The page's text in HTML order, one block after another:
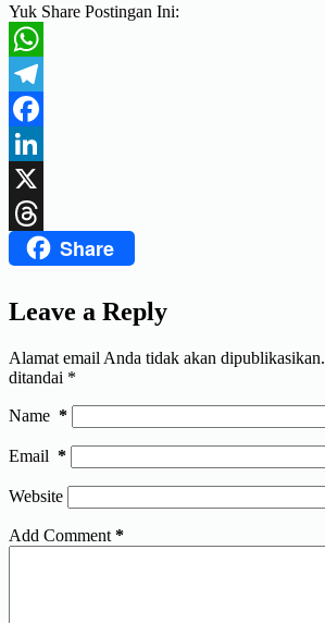
Yuk Share Postingan Ini:
WhatsApp
Telegram
Facebook
LinkedIn
X
ThreadsShare
Leave a Reply
Alamat email Anda tidak akan dipublikasikan.
ditandai *
Name *
Email *
Website
Add Comment *